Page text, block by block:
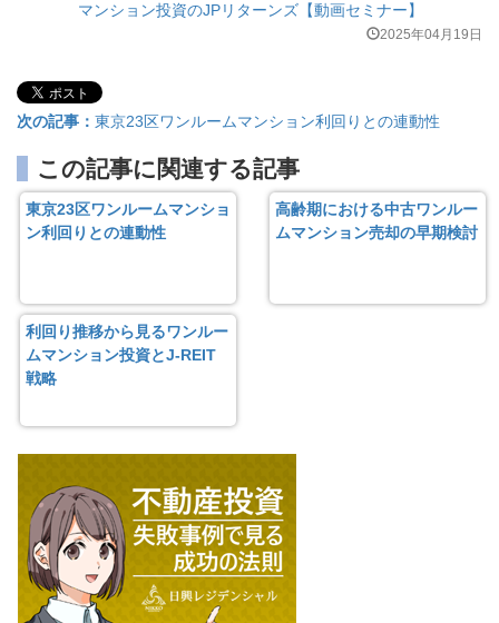
マンション投資のJPリターンズ【動画セミナー】
2025年04月19日
次の記事： 東京23区ワンルームマンション利回りとの連動性
この記事に関連する記事
東京23区ワンルームマンショ
ン利回りとの連動性
高齢期における中古ワンルー
ムマンション売却の早期検討
利回り推移から見るワンルー
ムマンション投資とJ-REIT
戦略